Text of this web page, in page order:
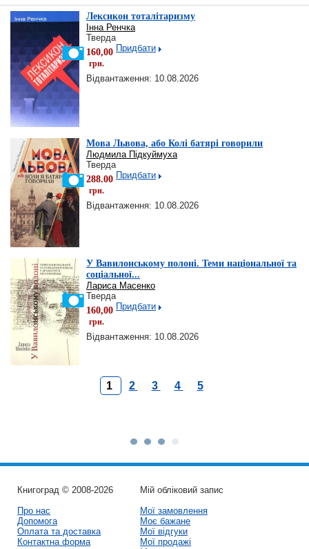
Лексикон тоталітаризму
Інна Ренчка
Тверда
160,00
грн.
Придбати
Відвантаження: 10.08.2026
Мова Львова, або Колі батярі говорили
Людмила Підкуймуха
Тверда
288.00
грн.
Придбати
Відвантаження: 10.08.2026
У Вавилонському полоні. Теми національної та
соціальної...
Лариса Масенко
Тверда
160,00
грн.
Придбати
Відвантаження: 10.08.2026
1 2 3 4 5
Книгоград © 2008-2026
Про нас
Допомога
Оплата та доставка
Контактна форма
Мій обліковий запис
Мої замовлення
Моє бажане
Мої відгуки
Мої продажі